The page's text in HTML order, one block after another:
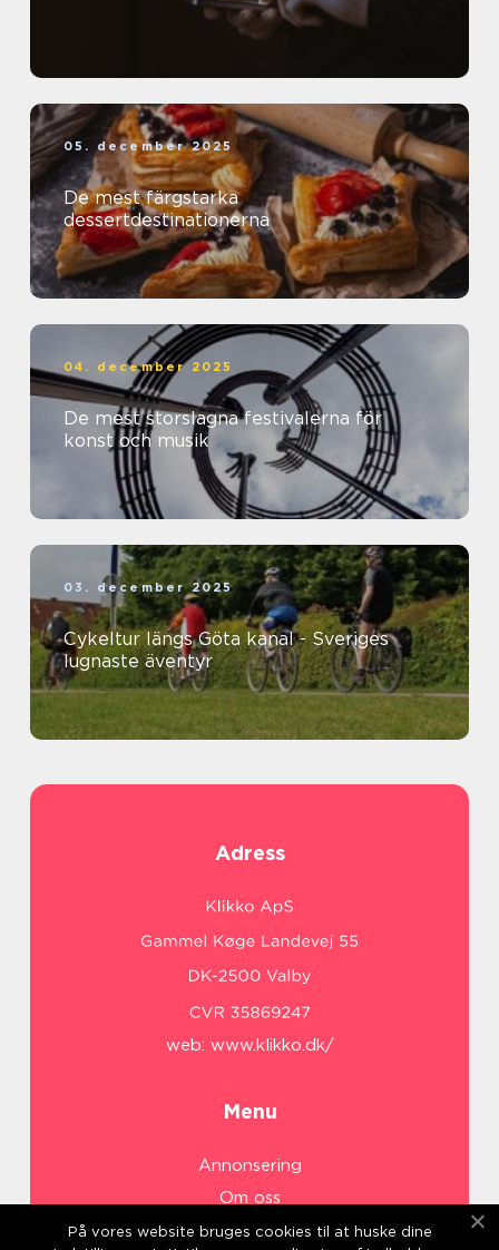
05. december 2025
De mest färgstarka
dessertdestinationerna
04. december 2025
De mest storslagna festivalerna för
konst och musik
03. december 2025
Cykeltur längs Göta kanal - Sveriges
lugnaste äventyr
Adress
web: www.klikko.dk/
Menu
Annonsering
Om oss
Cookies
På vores website bruges cookies til at huske dine